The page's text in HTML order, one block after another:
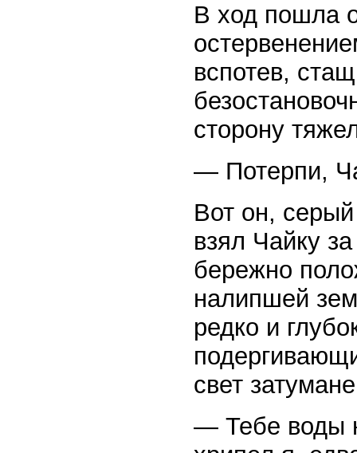
В ход пошла
вспотев,
сторону
— Потерпи,
Вот он,
взял Чайку
бережно
налипшей
редко и
свет
— Тебе воды